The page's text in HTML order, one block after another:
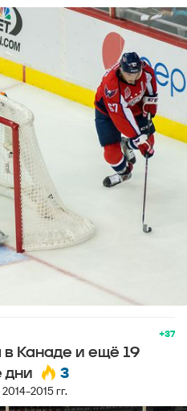
+37
Канаде и ещё 19
дни
3
2015 гг.